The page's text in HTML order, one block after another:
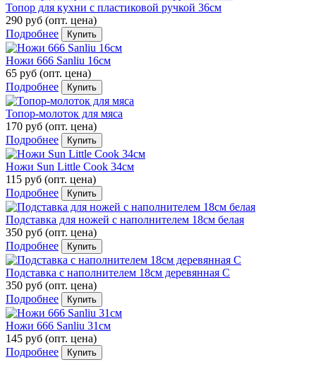
Топор для кухни с пластиковой ручкой 36см
290 руб (опт. цена)
Подробнее
Купить
Ножи 666 Sanliu 16см
65 руб (опт. цена)
Подробнее
Купить
Топор-молоток для мяса
170 руб (опт. цена)
Подробнее
Купить
Ножи Sun Little Cook 34см
115 руб (опт. цена)
Подробнее
Купить
Подставка для ножей с наполнителем 18см белая
350 руб (опт. цена)
Подробнее
Купить
Подставка с наполнителем 18см деревянная С
350 руб (опт. цена)
Подробнее
Купить
Ножи 666 Sanliu 31см
145 руб (опт. цена)
Подробнее
Купить